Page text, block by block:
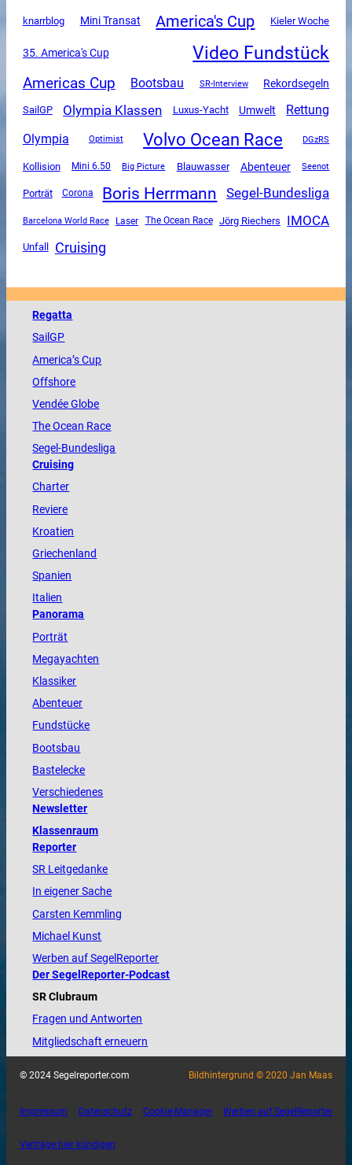
knarrblog Mini Transat America's Cup Kieler Woche
35. America's Cup Video Fundstück
Americas Cup Bootsbau SR-Interview Rekordsegeln
SailGP Olympia Klassen Luxus-Yacht Umwelt
Rettung
Olympia
Optimist Volvo Ocean Race DGzRS
Kollision Mini 6.50 Big Picture Blauwasser Abenteuer Seenot
Porträt Corona Boris Herrmann Segel-Bundesliga
Barcelona World Race Laser The Ocean Race Jörg Riechers IMOCA
Unfall Cruising
Regatta
SailGP
America’s Cup
Offshore
VendéeGlobe
TheOcean Race
Segel-Bundesliga
Cruising
Charter
Reviere
Kroatien
Griechenland
Spanien
Italien
Panorama
Porträt
Megayachten
Klassiker
Abenteuer
Fundstücke
Bootsbau
Bastelecke
Verschiedenes
Newsletter
Klassenraum
Reporter
SR Leitgedanke
In eigener Sache
Carsten Kemmling
Michael Kunst
Werben auf SegelReporter
Der SegelReporter-Podcast
SR Clubraum
Fragen und Antworten
Mitgliedschaft erneuern
© 2024 Segelreporter.com Bildhintergrund © 2020 Jan Maas
Impressum Datenschutz Cookie-Manager Werben auf SegelReporter
Verträge hier kündigen